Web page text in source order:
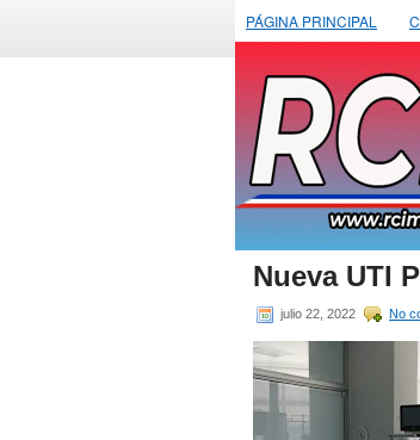
PÁGINA PRINCIPAL
Nueva UTI
julio 22, 2022 No